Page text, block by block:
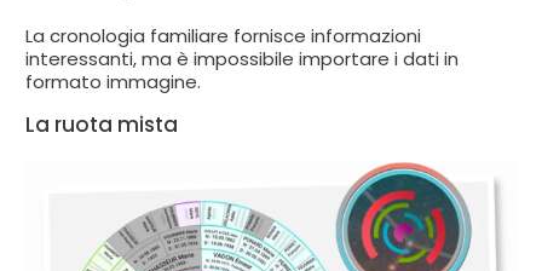
La cronologia familiare fornisce informazioni
interessanti, ma è impossibile importare i dati in
formato immagine.
La ruota mista